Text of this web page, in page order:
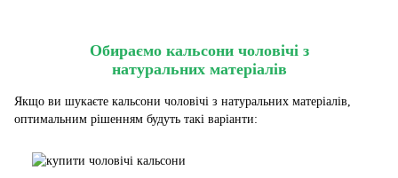
Обираємо кальсони чоловічі з
натуральних матеріалів
Якщо ви шукаєте кальсони чоловічі з натуральних матеріалів,
оптимальним рішенням будуть такі варіанти: